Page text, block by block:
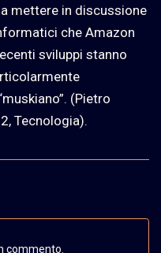
mettere in discussione
che Amazon
sviluppi stanno
(Pietro
Tecnologia).
commento.